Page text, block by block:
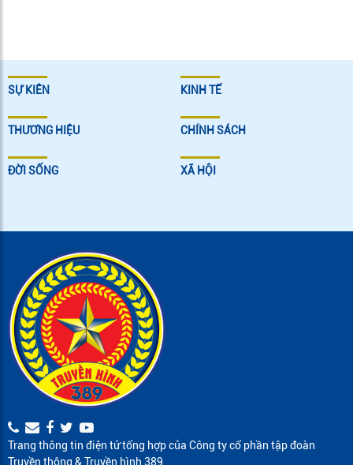
SỰ KIÊN KINH TẾ
THƯƠNG HIỆU CHÍNH SÁCH
ĐỜI SỐNG XÃ HỘI
Trang thông tin điện tử tổng hợp của Công ty cổ phần tập đoàn
Truyền thông & Truyền hình 389